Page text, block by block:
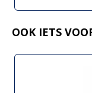
OOK IETS